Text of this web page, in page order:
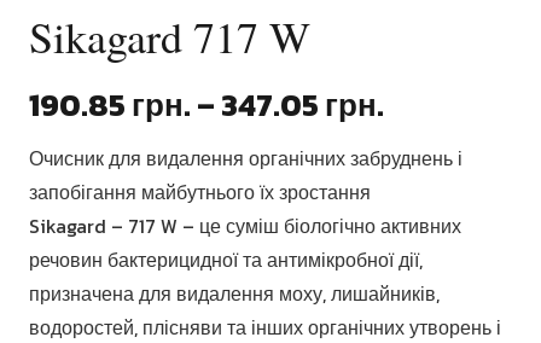
Sikagard 717 W
190.85грн.–347.05грн.
від
до
347.05
Очисник для видалення органічних забруднень і
запобігання майбутнього їх зростання
Sikagard – 717 W – це суміш біологічно активних
речовин бактерицидної та антимікробної дії,
призначена для видалення моху, лишайників,
водоростей, плісняви та інших органічних утворень і